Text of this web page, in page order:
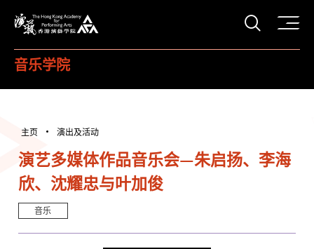
打开
音乐学院
主页 演出及活动
演艺多媒体作品音乐会—朱启扬、李海
欣、沈耀忠与叶加俊
音乐